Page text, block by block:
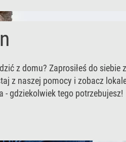
z domu? Zaprosiłeś do siebie
z naszej pomocy i zobacz
- gdziekolwiek tego potrzebujesz!